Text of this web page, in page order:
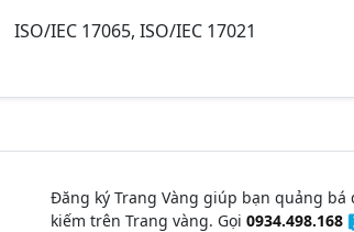
ISO/IEC 17065, ISO/IEC 17021
Đăng ký Trang Vàng giúp bạn quảng bá
kiếm trên Trang vàng. Gọi 0934.498.168